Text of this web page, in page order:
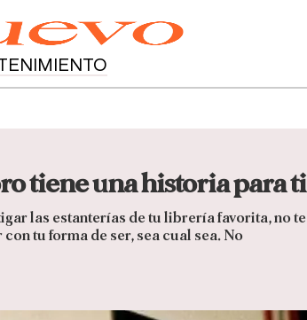
tiene una historia para ti
las estanterías de tu librería favorita, no te
tu forma de ser, sea cual sea. No